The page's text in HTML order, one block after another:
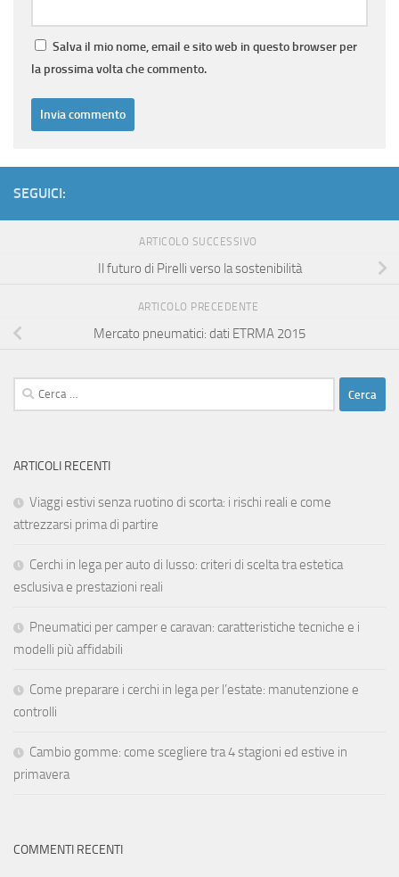
Salva il mio nome, email e sito web in questo browser per
la prossima volta che commento.
SEGUICI:
ARTICOLO SUCCESSIVO
Il futuro di Pirelli verso la sostenibilità
ARTICOLO PRECEDENTE
Mercato pneumatici: dati ETRMA 2015
Ricerca
per:
ARTICOLI RECENTI
Viaggi estivi senza ruotino di scorta: i rischi reali e come
attrezzarsi prima di partire
Cerchi in lega per auto di lusso: criteri di scelta tra estetica
esclusiva e prestazioni reali
Pneumatici per camper e caravan: caratteristiche tecniche e i
modelli più affidabili
Come preparare i cerchi in lega per l’estate: manutenzione e
controlli
Cambio gomme: come scegliere tra 4 stagioni ed estive in
primavera
COMMENTI RECENTI